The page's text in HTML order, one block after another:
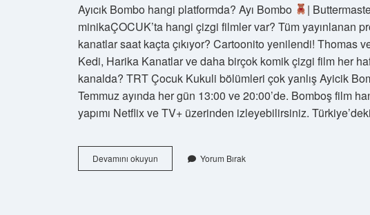
Ayıcık Bombo hangi platformda? Ayı Bombo
|
minikaÇOCUK’ta hangi çizgi filmler var? Tüm yayınlanan
kanatlar saat kaçta çıkıyor? Cartoonito yenilendi! Thomas
Kedi, Harika Kanatlar ve daha birçok komik çizgi film her
kanalda? TRT Çocuk Kukuli bölümleri çok yanlış Ayicik
Temmuz ayında her gün 13:00 ve 20:00’de. Bomboş film
yapımı Netflix ve TV+ üzerinden izleyebilirsiniz.
Devamını okuyun
Bombo
Yorum Bırak